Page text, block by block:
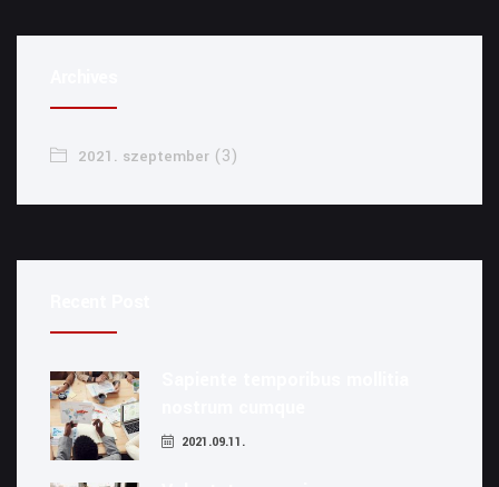
2021. szeptember (3)
2021.09.11.